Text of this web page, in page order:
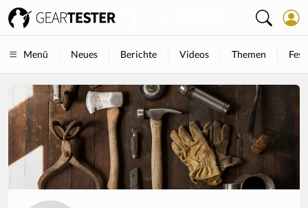
Menü Neues Berichte Videos Themen